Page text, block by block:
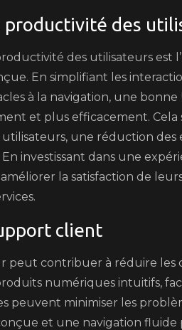
productivité des
des utilisateurs est
En simplifiant les
à la navigation, une
et plus efficacement.
une réduction des
investissant dans une
la satisfaction de leurs
client
peut contribuer à réduire les
numériques intuitifs,
peuvent minimiser les
et une navigation